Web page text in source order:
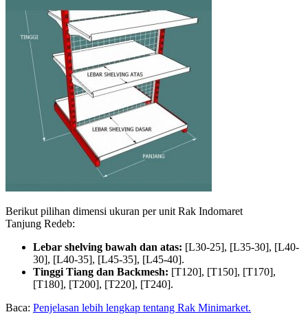
Berikut pilihan dimensi ukuran per unit Rak Indomaret
Tanjung Redeb:
Lebar shelving bawah dan atas: [L30-25], [L35-30], [L40-
30], [L40-35], [L45-35], [L45-40].
Tinggi Tiang dan Backmesh: [T120], [T150], [T170],
[T180], [T200], [T220], [T240].
Baca: Penjelasan lebih lengkap tentang Rak Minimarket.